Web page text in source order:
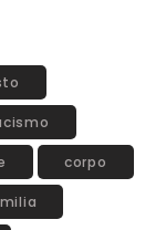
corpo